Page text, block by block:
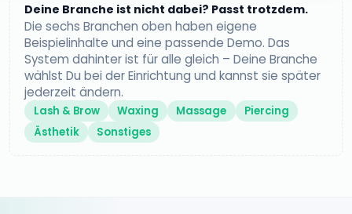
Deine Branche ist nicht dabei? Passt trotzdem.
Die sechs Branchen oben haben eigene
Beispielinhalte und eine passende Demo. Das
System dahinter ist für alle gleich – Deine Branche
wählst Du bei der Einrichtung und kannst sie später
jederzeit ändern.
Lash & Brow Waxing Massage
Piercing
Ästhetik
Sonstiges